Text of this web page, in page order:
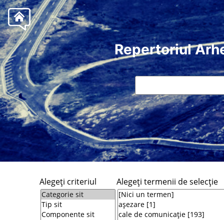
Repertoriul
Alegeţi criteriul Alegeţi termenii de selecţie